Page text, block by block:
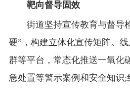
靶向督导固效
街道坚持宣传教育与督导
硬”，构建立体化宣传矩阵。
群等平台，常态化推送一氧化
急处置等警示案例和安全知识